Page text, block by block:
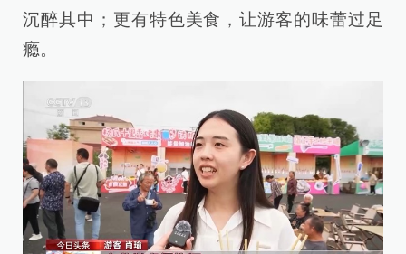
沉醉其中；更有特色美食，让游客的味蕾过足
瘾。